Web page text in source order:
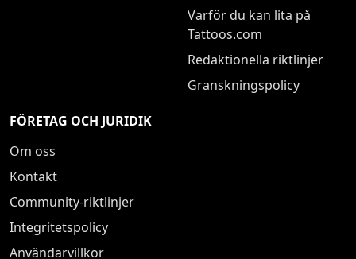
Varför du kan lita på
Tattoos.com
Redaktionella riktlinjer
Granskningspolicy
FÖRETAG OCH JURIDIK
Om oss
Kontakt
Community-riktlinjer
Integritetspolicy
Användarvillkor